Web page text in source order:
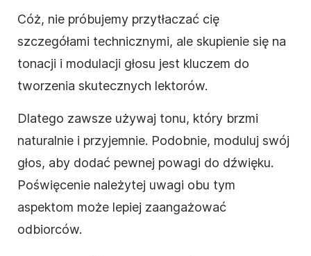
Cóż, nie próbujemy przytłaczać cię
szczegółami technicznymi, ale skupienie się na
tonacji i modulacji głosu jest kluczem do
tworzenia skutecznych lektorów.
Dlatego zawsze używaj tonu, który brzmi
naturalnie i przyjemnie. Podobnie, moduluj swój
głos, aby dodać pewnej powagi do dźwięku.
Poświęcenie należytej uwagi obu tym
aspektom może lepiej zaangażować
odbiorców.